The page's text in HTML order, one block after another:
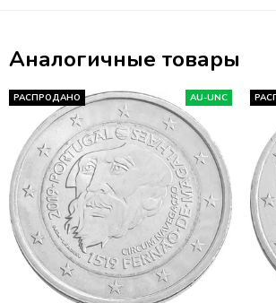
Аналогичные товары
РАСПРОДАНО AU-UNC